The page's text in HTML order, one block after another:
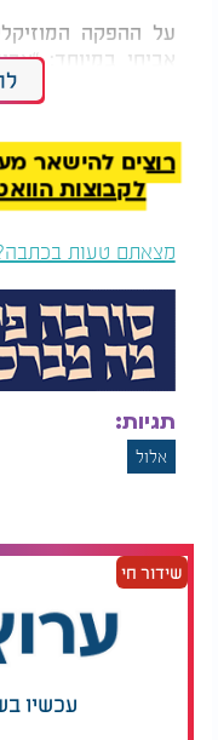
על ההפקה
אביחי במיוחד:
והצליח לדייק את
את ההפקה הזו פעם
רוצים להישאר
לקבוצות
מצאתם טעות
תגיות:
אלול
שידור חי
עכשיו